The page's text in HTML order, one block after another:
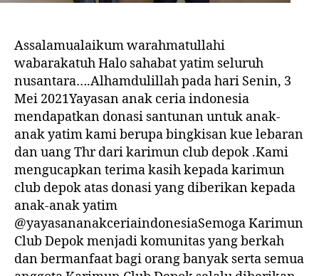
Assalamualaikum warahmatullahi
wabarakatuh Halo sahabat yatim seluruh
nusantara….Alhamdulillah pada hari Senin, 3
Mei 2021Yayasan anak ceria indonesia
mendapatkan donasi santunan untuk anak-
anak yatim kami berupa bingkisan kue lebaran
dan uang Thr dari karimun club depok .Kami
mengucapkan terima kasih kepada karimun
club depok atas donasi yang diberikan kepada
anak-anak yatim
@yayasananakceriaindonesiaSemoga Karimun
Club Depok menjadi komunitas yang berkah
dan bermanfaat bagi orang banyak serta semua